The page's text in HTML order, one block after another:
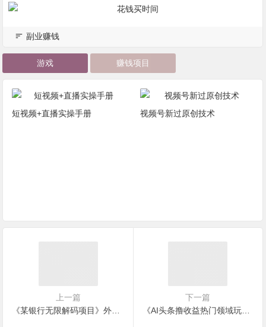
副业赚钱
游戏 赚钱项目
短视频+直播实操手册 视频号新过原创技术
上一篇
下一篇
《AI头条撸收益热门领域玩法》3分钟一条原创文章，轻松日入200-300＋